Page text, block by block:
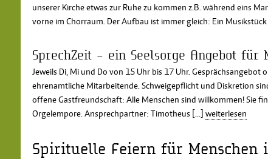
unserer Kirche etwas zur Ruhe zu kommen z.B. während eins
vorne im Chorraum. Der Aufbau ist immer gleich: Ein Musikstück
SprechZeit – ein Seelsorge Angebot für
Jeweils Di, Mi und Do von 15 Uhr bis 17 Uhr.
ehrenamtliche Mitarbeitende. Schweigepflicht und Diskretion
offene Gastfreundschaft: Alle Menschen sind willkommen! Sie
Orgelempore. Ansprechpartner: Timotheus [...] weiterlesen
Spirituelle Feiern für Menschen